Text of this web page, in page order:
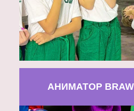
АНИМАТОР